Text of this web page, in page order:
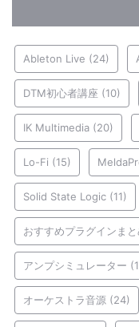
Ableton Live (24)
DTM初心者講座 (10)
IK Multimedia (20)
Lo-Fi (15)
Solid State Logic (11)
おすすめプラグインまと
アンプシミュレーター
オーケストラ音源 (24)